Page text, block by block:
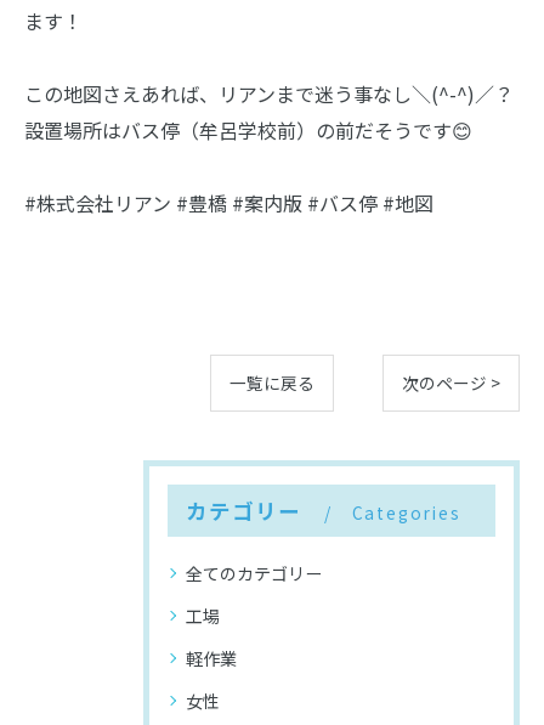
ます！
この地図さえあれば、リアンまで迷う事なし＼(^-^)／？
設置場所はバス停（牟呂学校前）の前だそうです😊
#株式会社リアン #豊橋 #案内版 #バス停 #地図
一覧に戻る 次のページ >
カテゴリー Categories
全てのカテゴリー
工場
軽作業
女性